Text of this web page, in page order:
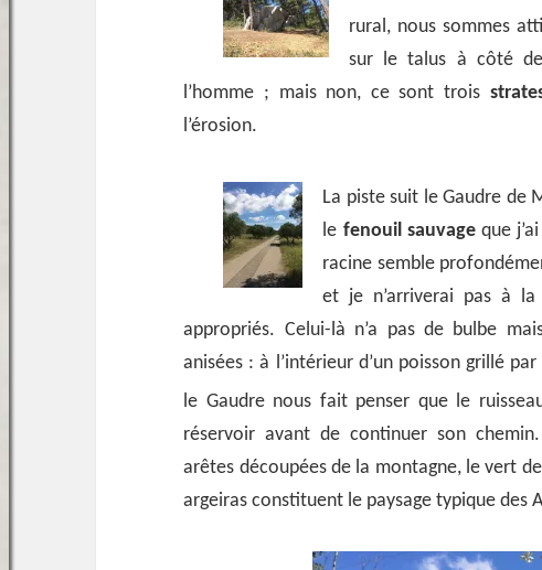
rural, nous sommes
sur le talus à côté
l’homme ; mais non, ce sont trois
l’érosion.
La piste suit le Gaudre de
le fenouil sauvageque
racine semble
et je n’arriverai pas à
appropriés. Celui-là n’a pas de bulbe
anisées : à l’intérieur d’un poisson grillé
le Gaudre nous fait penser que le
réservoir avant de continuer son
arêtes découpées de la montagne, le vert
argeiras constituent le paysage typique des